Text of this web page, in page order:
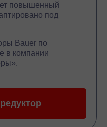
повышенный
под
Bauer по
в компании